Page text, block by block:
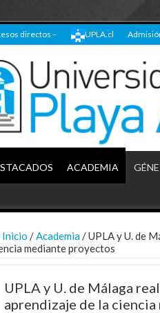
directos – UPLA.cl
ACADEMIA
Inicio / Academia /UPLA y U. de
mediante proyectos
UPLA y U. de Málaga
aprendizaje de la